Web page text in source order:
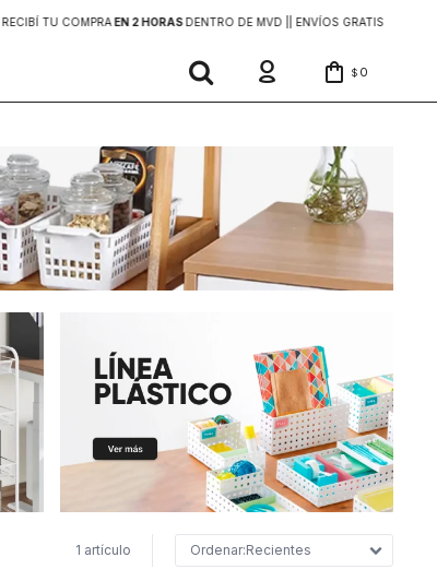
| RECIBÍ TU COMPRAEN 2 HORASDENTRO DE MVD | | ENVÍOS GRATIS
$ 0
1 artículo Recientes